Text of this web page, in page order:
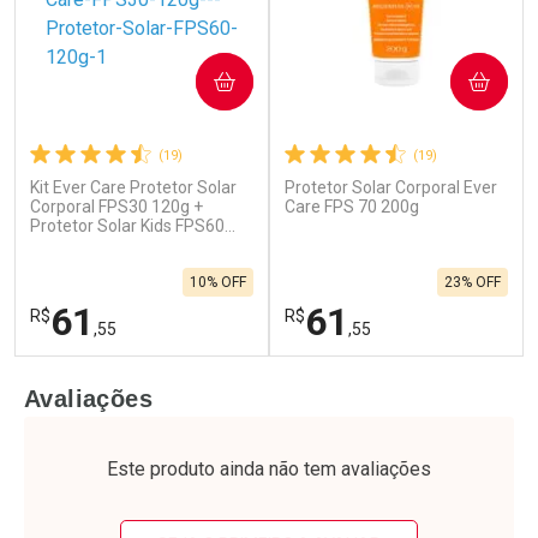
(19)
Kit Ever Care Protetor Solar
Corporal FPS30 120g +
Protetor Solar Kids FPS60
R$61 ,55
10% OFF
COMPRAR
Laboratório
Por Menos
(19)
Protetor Solar Corporal Ever
Care FPS 70 200g
R$61 ,55
23% OFF
COMPRAR
Laboratório
Por Menos
Avaliações
Este produto ainda não tem avaliações